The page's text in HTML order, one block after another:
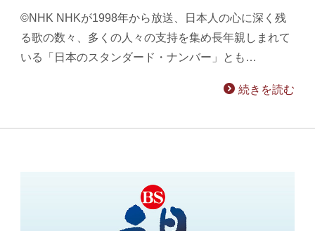
©NHK NHKが1998年から放送、日本人の心に深く残
る歌の数々、多くの人々の支持を集め長年親しまれて
いる「日本のスタンダード・ナンバー」とも…
続きを読む